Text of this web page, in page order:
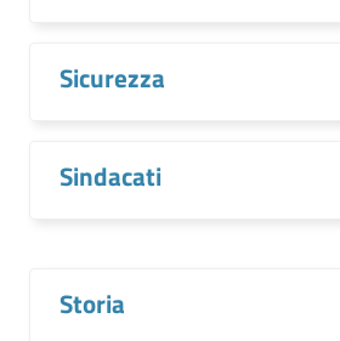
Sicurezza
Sindacati
Storia